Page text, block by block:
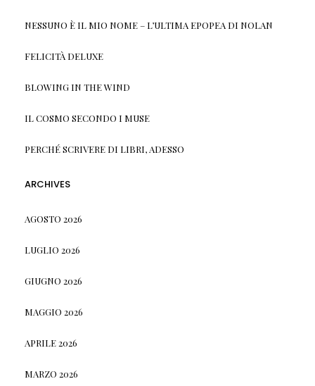
NESSUNO È IL MIO NOME – L’ULTIMA EPOPEA DI NOLAN
FELICITÀ DELUXE
BLOWING IN THE WIND
IL COSMO SECONDO I MUSE
PERCHÉ SCRIVERE DI LIBRI, ADESSO
ARCHIVES
AGOSTO 2026
LUGLIO 2026
GIUGNO 2026
MAGGIO 2026
APRILE 2026
MARZO 2026